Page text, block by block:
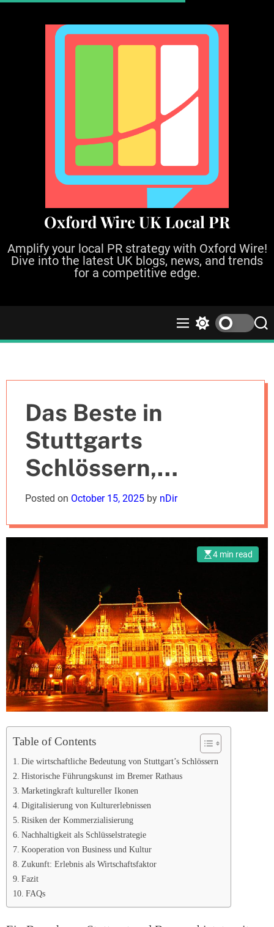
Oxford Wire UK Local PR
Amplify your local PR strategy with Oxford Wire!
Dive into the latest UK blogs, news, and trends
for a competitive edge.
M
e
w
S
e
Das Beste in
Stuttgarts
Schlössern,
Bremens
Historisches
Rathaus erkundet
Posted on October 15, 2025 by nDir
4 min read
Table of Contents
Die wirtschaftliche Bedeutung von Stuttgart’s Schlössern
Historische Führungskunst im Bremer Rathaus
Marketingkraft kultureller Ikonen
Digitalisierung von Kulturerlebnissen
Risiken der Kommerzialisierung
Nachhaltigkeit als Schlüsselstrategie
Kooperation von Business und Kultur
Zukunft: Erlebnis als Wirtschaftsfaktor
Fazit
FAQs